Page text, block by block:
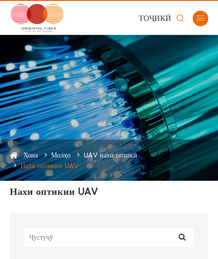
ТОҶИКӢ  
Хона Молҳо
UAV нахи оптикӣ
Нахи оптикии UAV
Нахи оптикии UAV